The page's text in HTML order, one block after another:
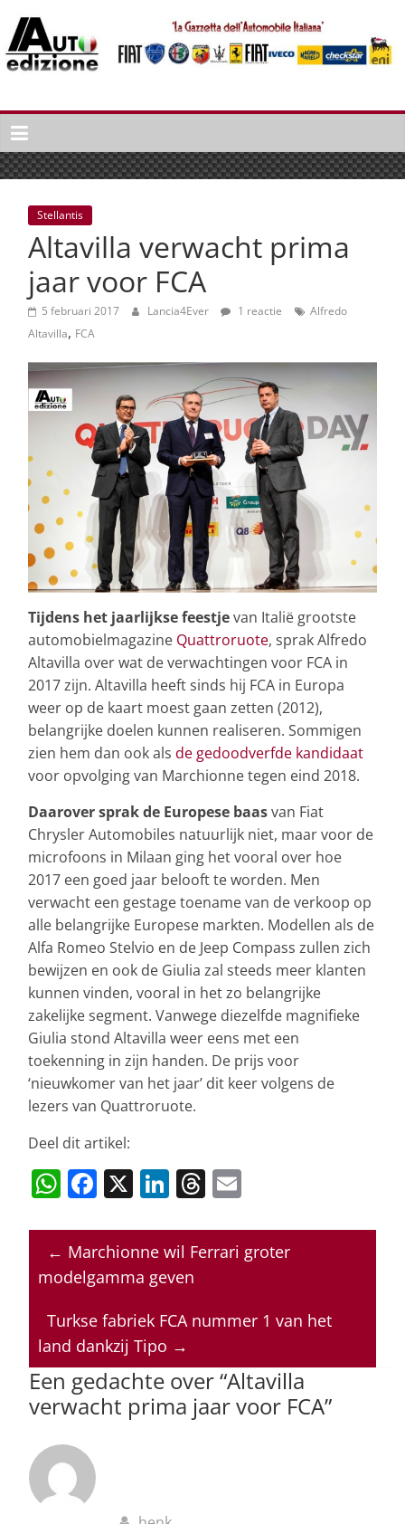
naar
inhoud
Auto
Edizione
La
Gazetta
dell'Automobile
Italiana
Italiaans
autonieuws
lifestyle
Stellantis
Altavilla verwacht prima
jaar voor FCA
5 februari 2017 Lancia4Ever 1 reactie
Alfredo
Altavilla, FCA
Tijdens het jaarlijkse feestjevan Italië grootste
automobielmagazine Quattroruote, sprak Alfredo
Altavilla over wat de verwachtingen voor FCA in
2017 zijn. Altavilla heeft sinds hij FCA in Europa
weer op de kaart moest gaan zetten (2012),
belangrijke doelen kunnen realiseren. Sommigen
zien hem dan ook als de gedoodverfde kandidaat
voor opvolging van Marchionne tegen eind 2018.
Daarover sprak de Europese baasvan Fiat
Chrysler Automobiles natuurlijk niet, maar voor de
microfoons in Milaan ging het vooral over hoe
2017 een goed jaar belooft te worden. Men
verwacht een gestage toename van de verkoop op
alle belangrijke Europese markten. Modellen als de
Alfa Romeo Stelvio en de Jeep Compass zullen zich
bewijzen en ook de Giulia zal steeds meer klanten
kunnen vinden, vooral in het zo belangrijke
zakelijke segment. Vanwege diezelfde magnifieke
Giulia stond Altavilla weer eens met een
toekenning in zijn handen. De prijs voor
‘nieuwkomer van het jaar’ dit keer volgens de
lezers van Quattroruote.
Deel dit artikel:
W
at
s
p
p
F
c
e
o
o
k
X Li
k
e
n
T
re
a
s
ai
l
← Marchionne wil Ferrari groter
modelgamma geven
Turkse fabriek FCA nummer 1 van het
land dankzij Tipo →
Een gedachte over “Altavilla
verwacht prima jaar voor FCA”